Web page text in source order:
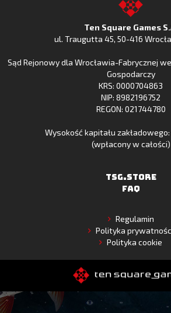
Apple
Store
Huawei
Gallery
the
Ten Square Games
ul. Traugutta 45, 50-416
Sąd Rejonowy dla Wrocławia-Fabrycznej
Gospodarczy
KRS: 0000704863
NIP: 8982196752
REGON: 021744780
Wysokość kapitału zakładowego:
(wpłacony w całości)
TSG.STORE
FAQ
Regulamin
Polityka
Polityka cookie